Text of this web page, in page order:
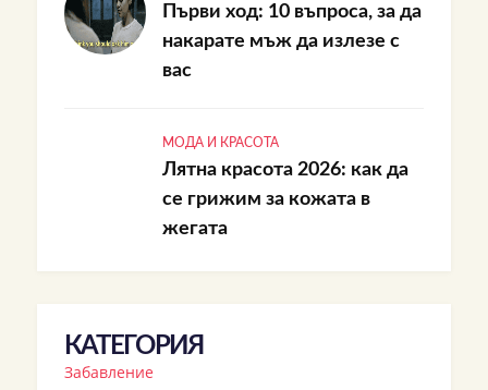
Първи ход: 10 въпроса, за да
накарате мъж да излезе с
вас
МОДА И КРАСОТА
Лятна красота 2026: как да
се грижим за кожата в
жегата
КАТЕГОРИЯ
Забавление